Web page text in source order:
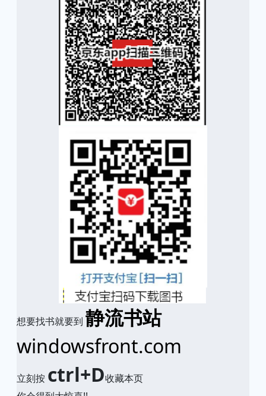
想要找书就要到 静流书站
windowsfront.com
立刻按 ctrl+D收藏本页